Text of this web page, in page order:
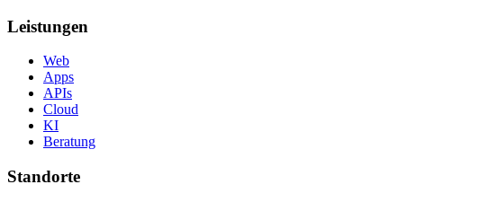
Leistungen
Web
Apps
APIs
Cloud
KI
Beratung
Standorte